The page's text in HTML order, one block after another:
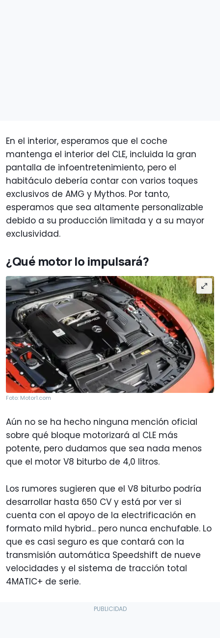
En el interior, esperamos que el coche
mantenga el interior del CLE, incluida la gran
pantalla de infoentretenimiento, pero el
habitáculo debería contar con varios toques
exclusivos de AMG y Mythos. Por tanto,
esperamos que sea altamente personalizable
debido a su producción limitada y a su mayor
exclusividad.
¿Qué motor lo impulsará?
Foto: Motor1.com
Aún no se ha hecho ninguna mención oficial
sobre qué bloque motorizará al CLE más
potente, pero dudamos que sea nada menos
que el motor V8 biturbo de 4,0 litros.
Los rumores sugieren que el V8 biturbo podría
desarrollar hasta 650 CV y está por ver si
cuenta con el apoyo de la electrificación en
formato mild hybrid... pero nunca enchufable. Lo
que es casi seguro es que contará con la
transmisión automática Speedshift de nueve
velocidades y el sistema de tracción total
4MATIC+ de serie.